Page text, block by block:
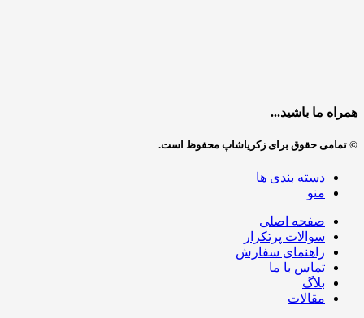
همراه ما باشید...
© تمامی حقوق برای زکریاشاپ محفوظ است.
دسته بندی ها
منو
صفحه اصلی
سوالات پرتکرار
راهنمای سفارش
تماس با ما
بلاگ
مقالات